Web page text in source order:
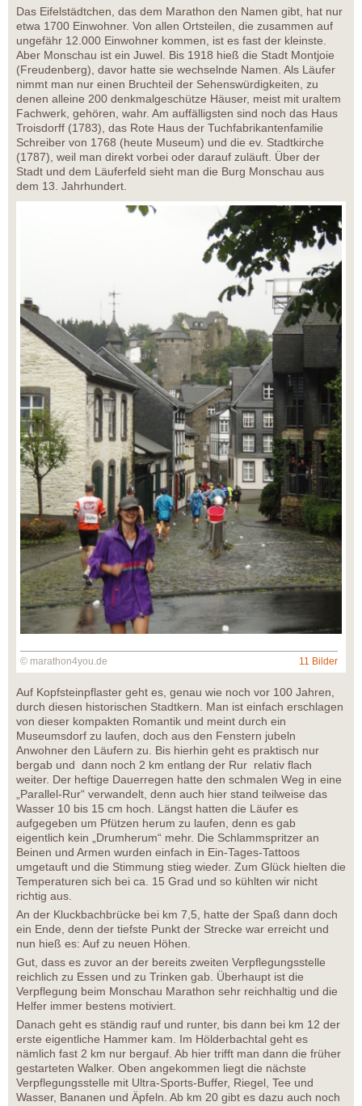
Das Eifelstädtchen, das dem Marathon den Namen gibt, hat nur
etwa 1700 Einwohner. Von allen Ortsteilen, die zusammen auf
ungefähr 12.000 Einwohner kommen, ist es fast der kleinste.
Aber Monschau ist ein Juwel. Bis 1918 hieß die Stadt Montjoie
(Freudenberg), davor hatte sie wechselnde Namen. Als Läufer
nimmt man nur einen Bruchteil der Sehenswürdigkeiten, zu
denen alleine 200 denkmalgeschütze Häuser, meist mit uraltem
Fachwerk, gehören, wahr. Am auffälligsten sind noch das Haus
Troisdorff (1783), das Rote Haus der Tuchfabrikantenfamilie
Schreiber von 1768 (heute Museum) und die ev. Stadtkirche
(1787), weil man direkt vorbei oder darauf zuläuft. Über der
Stadt und dem Läuferfeld sieht man die Burg Monschau aus
dem 13. Jahrhundert.
© marathon4you.de 11 Bilder
Auf Kopfsteinpflaster geht es, genau wie noch vor 100 Jahren,
durch diesen historischen Stadtkern. Man ist einfach erschlagen
von dieser kompakten Romantik und meint durch ein
Museumsdorf zu laufen, doch aus den Fenstern jubeln
Anwohner den Läufern zu. Bis hierhin geht es praktisch nur
bergab und dann noch 2 km entlang der Rur relativ flach
weiter. Der heftige Dauerregen hatte den schmalen Weg in eine
„Parallel-Rur“ verwandelt, denn auch hier stand teilweise das
Wasser 10 bis 15 cm hoch. Längst hatten die Läufer es
aufgegeben um Pfützen herum zu laufen, denn es gab
eigentlich kein „Drumherum“ mehr. Die Schlammspritzer an
Beinen und Armen wurden einfach in Ein-Tages-Tattoos
umgetauft und die Stimmung stieg wieder. Zum Glück hielten die
Temperaturen sich bei ca. 15 Grad und so kühlten wir nicht
richtig aus.
An der Kluckbachbrücke bei km 7,5, hatte der Spaß dann doch
ein Ende, denn der tiefste Punkt der Strecke war erreicht und
nun hieß es: Auf zu neuen Höhen.
Gut, dass es zuvor an der bereits zweiten Verpflegungsstelle
reichlich zu Essen und zu Trinken gab. Überhaupt ist die
Verpflegung beim Monschau Marathon sehr reichhaltig und die
Helfer immer bestens motiviert.
Danach geht es ständig rauf und runter, bis dann bei km 12 der
erste eigentliche Hammer kam. Im Hölderbachtal geht es
nämlich fast 2 km nur bergauf. Ab hier trifft man dann die früher
gestarteten Walker. Oben angekommen liegt die nächste
Verpflegungsstelle mit Ultra-Sports-Buffer, Riegel, Tee und
Wasser, Bananen und Äpfeln. Ab km 20 gibt es dazu auch noch